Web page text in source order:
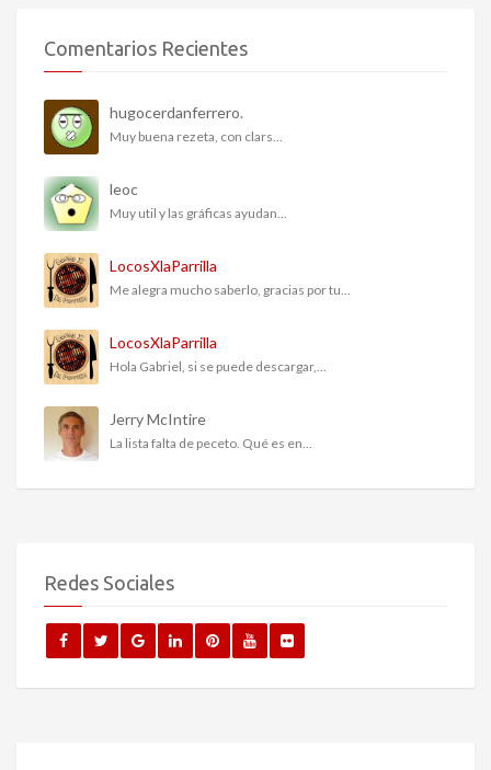
Comentarios Recientes
hugocerdanferrero.
Muy buena rezeta, con clars...
leoc
Muy util y las gráficas ayudan...
LocosXlaParrilla
Me alegra mucho saberlo, gracias por tu...
LocosXlaParrilla
Hola Gabriel, si se puede descargar,...
Jerry McIntire
La lista falta de peceto. Qué es en...
Redes Sociales